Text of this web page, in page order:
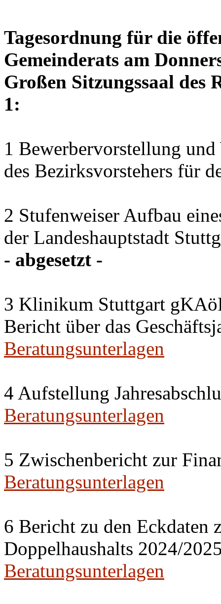
Tagesordnung für die
Gemeinderats am
Großen Sitzungssaal des
1:
1 Bewerbervorstellung
des Bezirksvorstehers für
2 Stufenweiser Aufbau
der Landeshauptstadt
- abgesetzt -
3 Klinikum Stuttgart
Bericht über das
Beratungsunterlagen
4 Aufstellung
Beratungsunterlagen
5 Zwischenbericht zur
Beratungsunterlagen
6 Bericht zu den Eckdaten
Doppelhaushalts 2024/
Beratungsunterlagen